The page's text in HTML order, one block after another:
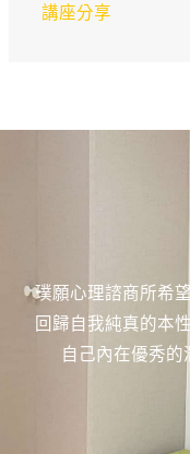
講座分享
璞願心理諮商所希
回歸自我純真的本
自己內在優秀